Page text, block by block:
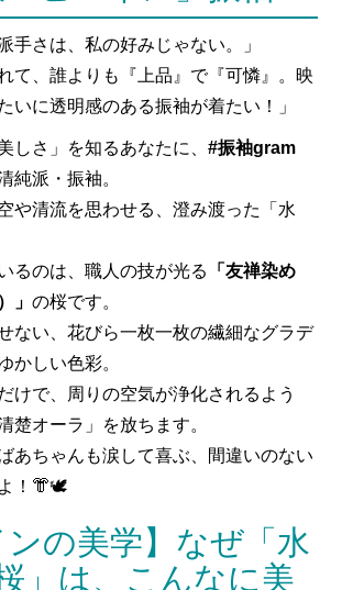
手さは、私の好みじゃない。」
て、誰よりも『上品』で『可憐』。映
いに透明感のある振袖が着たい！」
しさ」を知るあなたに、#振袖gram
純派・振袖。
や清流を思わせる、澄み渡った「水
るのは、職人の技が光る
「友禅染め
」の桜です。
ない、花びら一枚一枚の繊細なグラデ
かしい色彩。
けで、周りの空気が浄化されるよう
楚オーラ」を放ちます。
あちゃんも涙して喜ぶ、間違いのない
よ！👘🕊️
ンの美学】なぜ「水
」は、こんなに美